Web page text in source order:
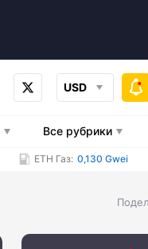
USD
Все рубрики
ETH Газ: 0,130 Gwei